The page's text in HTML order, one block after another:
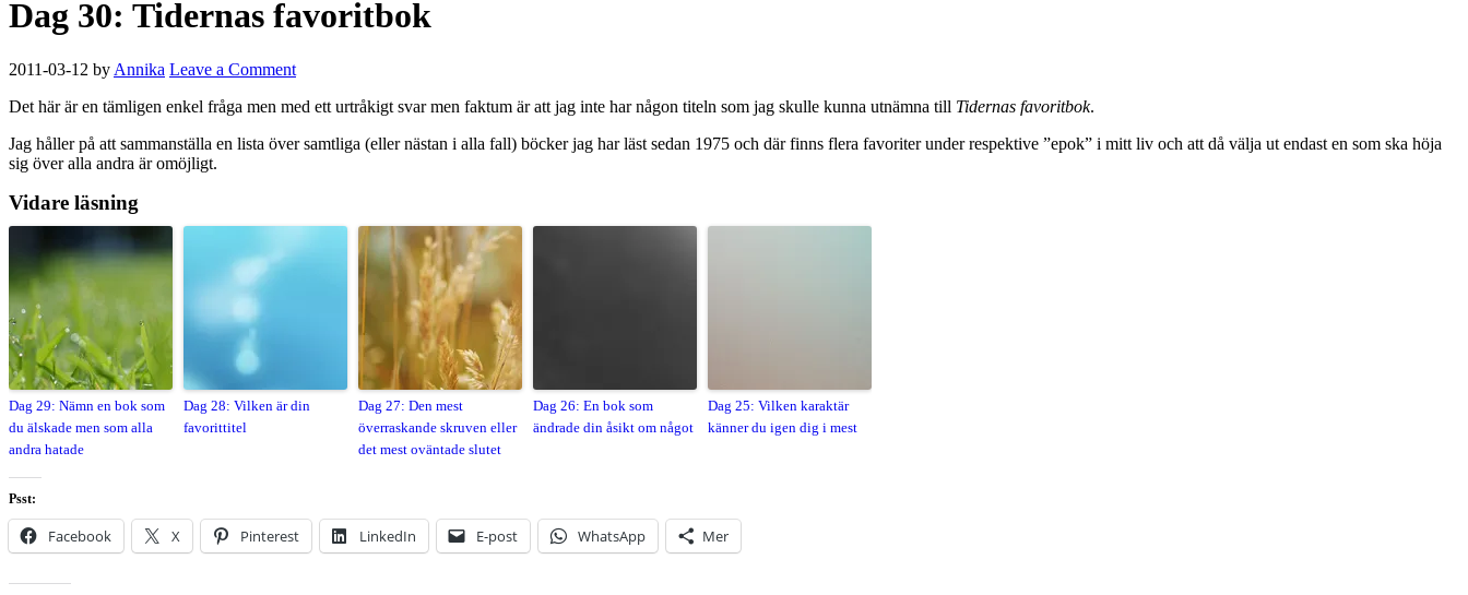
Dag 30: Tidernas favoritbok
2011-03-12 by Annika Leave a Comment
Det här är en tämligen enkel fråga men med ett urtråkigt svar men faktum är att jag inte har någon titeln som jag skulle kunna utnämna till Tidernas favoritbok.
Jag håller på att sammanställa en lista över samtliga (eller nästan i alla fall) böcker jag har läst sedan 1975 och där finns flera favoriter under respektive ”epok” i mitt liv och att då välja ut endast en som ska höja
sig över alla andra är omöjligt.
Vidare läsning
Dag 29: Nämn en bok som
du älskade men som alla
andra hatade
Dag 28: Vilken är din
favorittitel
Dag 27: Den mest
överraskande skruven eller
det mest oväntade slutet
Dag 26: En bok som
ändrade din åsikt om något
Dag 25: Vilken karaktär
känner du igen dig i mest
Psst:
Facebook X Pinterest LinkedIn E-post WhatsApp Mer